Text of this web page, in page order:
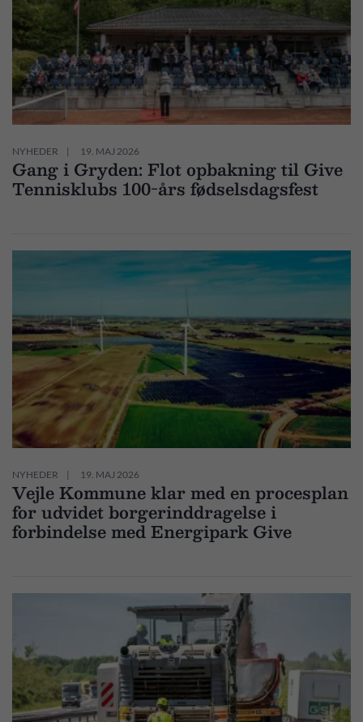
NYHEDER 19. MAJ 2026
Gang i Gryden: Flot opbakning til Give
Tennisklubs 100-års fødselsdagsfest
NYHEDER 19. MAJ 2026
Vejle Kommune klar med en procesplan
for udvidet borgerinddragelse i
forbindelse med Energipark Give